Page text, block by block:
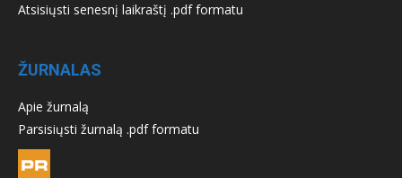
Atsisiųsti senesnį laikraštį .pdf formatu
ŽURNALAS
Apie žurnalą
Parsisiųsti žurnalą .pdf formatu